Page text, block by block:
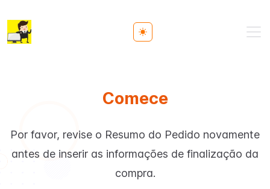
Toggle theme
Comece
Por favor, revise o Resumo do Pedido novamente
antes de inserir as informações de finalização da
compra.